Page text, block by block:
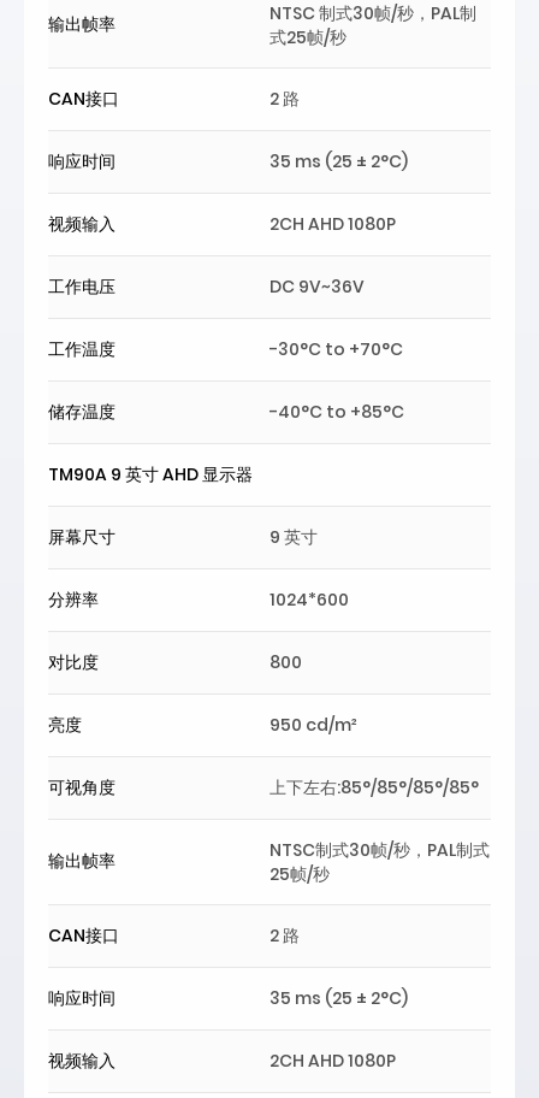
输出帧率
NTSC 制式30帧/秒，PAL制
式25帧/秒
CAN接口 2 路
响应时间 35 ms (25 ± 2°C)
视频输入 2CH AHD 1080P
工作电压 DC 9V~36V
工作温度 -30°C to +70°C
储存温度 -40°C to +85°C
TM90A 9 英寸 AHD 显示器
屏幕尺寸 9 英寸
分辨率 1024*600
对比度 800
亮度 950 cd/m²
可视角度 上下左右:85°/85°/85°/85°
输出帧率
NTSC制式30帧/秒，PAL制式
25帧/秒
CAN接口 2 路
响应时间 35 ms (25 ± 2°C)
视频输入 2CH AHD 1080P